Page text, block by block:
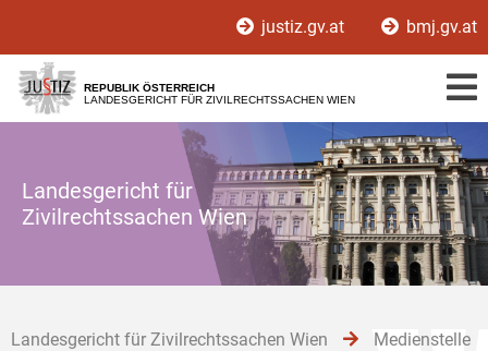
[1]
[2]
[3]
justiz.gv.at bmj.gv.at
REPUBLIK ÖSTERREICH
LANDESGERICHT FÜR ZIVILRECHTSSACHEN WIEN
Landesgericht für
Zivilrechtssachen Wien
Landesgericht für Zivilrechtssachen Wien Medienstelle